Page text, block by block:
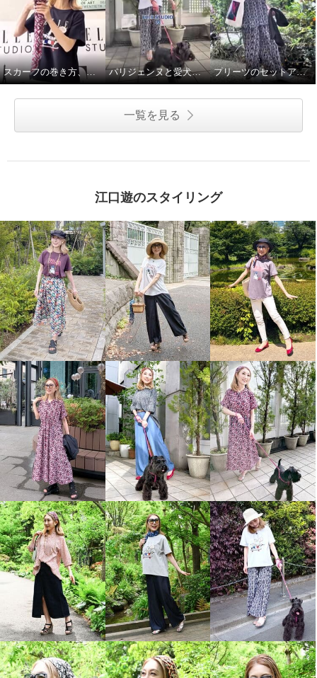
スカーフの巻き方、簡単2通りです♪ パリジェンヌと愛犬のお散歩スタイル プリーツのセットアップで語学レッスンへ♪
一覧を見る
江口遊のスタイリング